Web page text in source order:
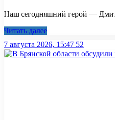
Наш сегодняшний герой —
Читать далее
7 августа 2026, 15:47 52